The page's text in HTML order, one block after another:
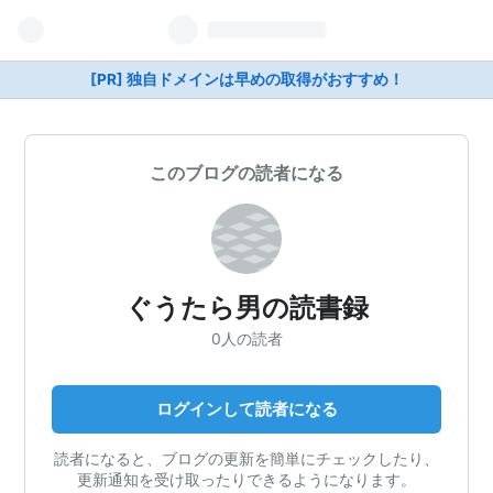
[PR] 独自ドメインは早めの取得がおすすめ！
このブログの読者になる
ぐうたら男の読書録
0人の読者
ログインして読者になる
読者になると、ブログの更新を簡単にチェックしたり、
更新通知を受け取ったりできるようになります。